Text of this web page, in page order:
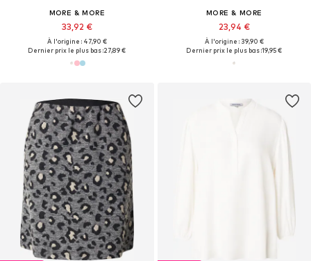
MORE & MORE
33,92 €
À l'origine : 47,90 €
Dernier prix le plus bas :27,89 €
MORE & MORE
23,94 €
À l'origine : 39,90 €
Dernier prix le plus bas :19,95 €